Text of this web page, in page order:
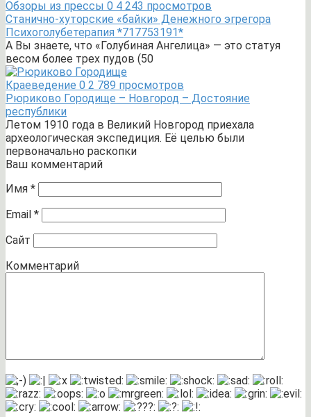
Обзоры из прессы 0 4 243 просмотров
Станично-хуторские «байки» Денежного эгрегора
Психоголубетерапия *717753191*
А Вы знаете, что «Голубиная Ангелица» — это статуя
весом более трех пудов (50
Краеведение 0 2 789 просмотров
Рюриково Городище – Новгород – Достояние
республики
Летом 1910 года в Великий Новгород приехала
археологическая экспедиция. Её целью были
первоначально раскопки
Ваш комментарий
Имя *
Email *
Сайт
Комментарий